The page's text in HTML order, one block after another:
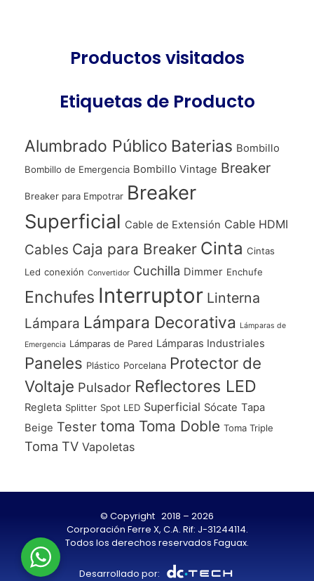
Productos visitados
Etiquetas de Producto
Alumbrado Público Baterias Bombillo
Bombillo de Emergencia Bombillo Vintage Breaker
Breaker para Empotrar Breaker
Superficial Cable de Extensión Cable HDMI
Cables Caja para Breaker Cinta Cintas
Led conexión Convertidor Cuchilla Dimmer Enchufe
Enchufes Interruptor Linterna
Lámpara Lámpara Decorativa Lámparas de
Emergencia Lámparas de Pared Lámparas Industriales
Paneles Plástico Porcelana Protector de
Voltaje Pulsador Reflectores LED
Regleta Splitter Spot LED Superficial Sócate Tapa
Beige Tester toma Toma Doble Toma Triple
Toma TV Vapoletas
© Copyright 2018 – 2026
Corporación Ferre X, C.A. Rif: J-31244114.
Todos los derechos reservados Faguax.
Desarrollado por: